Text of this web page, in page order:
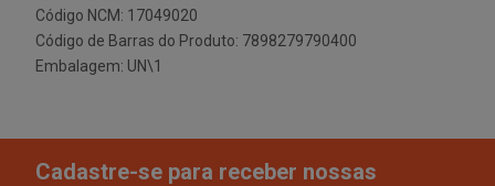
Código NCM: 17049020
Código de Barras do Produto: 7898279790400
Embalagem: UN\1
Cadastre-se para receber nossas